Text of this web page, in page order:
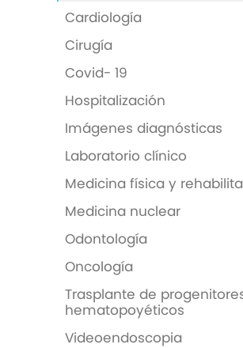
Cardiología
Cirugía
Covid- 19
Hospitalización
Imágenes diagnósticas
Laboratorio clínico
Medicina física y
Medicina nuclear
Odontología
Oncología
Trasplante de
hematopoyéticos
Videoendoscopia